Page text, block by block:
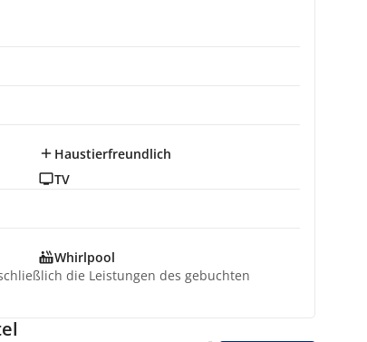
Haustierfreundlich
TV
Whirlpool
die Leistungen des gebuchten